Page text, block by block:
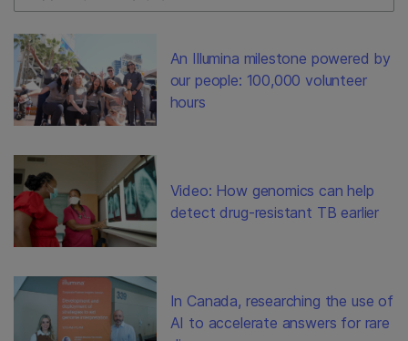
An Illumina milestone powered by
our people: 100,000 volunteer
hours
Video: How genomics can help
detect drug-resistant TB earlier
In Canada, researching the use of
AI to accelerate answers for rare